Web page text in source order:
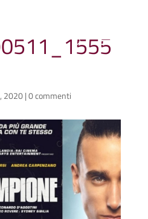
2020|0 commenti